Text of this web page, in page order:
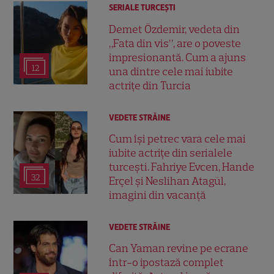
12
SERIALE TURCEŞTI
Demet Özdemir, vedeta din
„Fata din vis”, are o poveste
impresionantă. Cum a ajuns
una dintre cele mai iubite
actrițe din Turcia
32
VEDETE STRĂINE
Cum își petrec vara cele mai
iubite actrițe din serialele
turcești. Fahriye Evcen, Hande
Erçel și Neslihan Atagül,
imagini din vacanță
VEDETE STRĂINE
Can Yaman revine pe ecrane
într-o ipostază complet